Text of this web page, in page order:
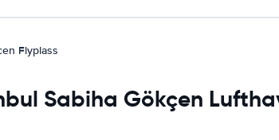
Flyplass
Sabiha Gökçen